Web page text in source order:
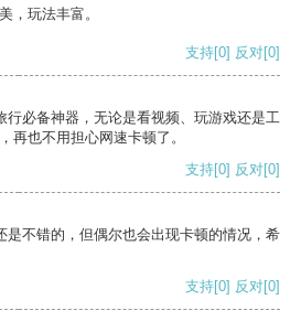
，玩法丰富。
支持[0] 反对[0]
行必备神器，无论是看视频、玩游戏还是工
再也不用担心网速卡顿了。
支持[0] 反对[0]
是不错的，但偶尔也会出现卡顿的情况，希
支持[0] 反对[0]